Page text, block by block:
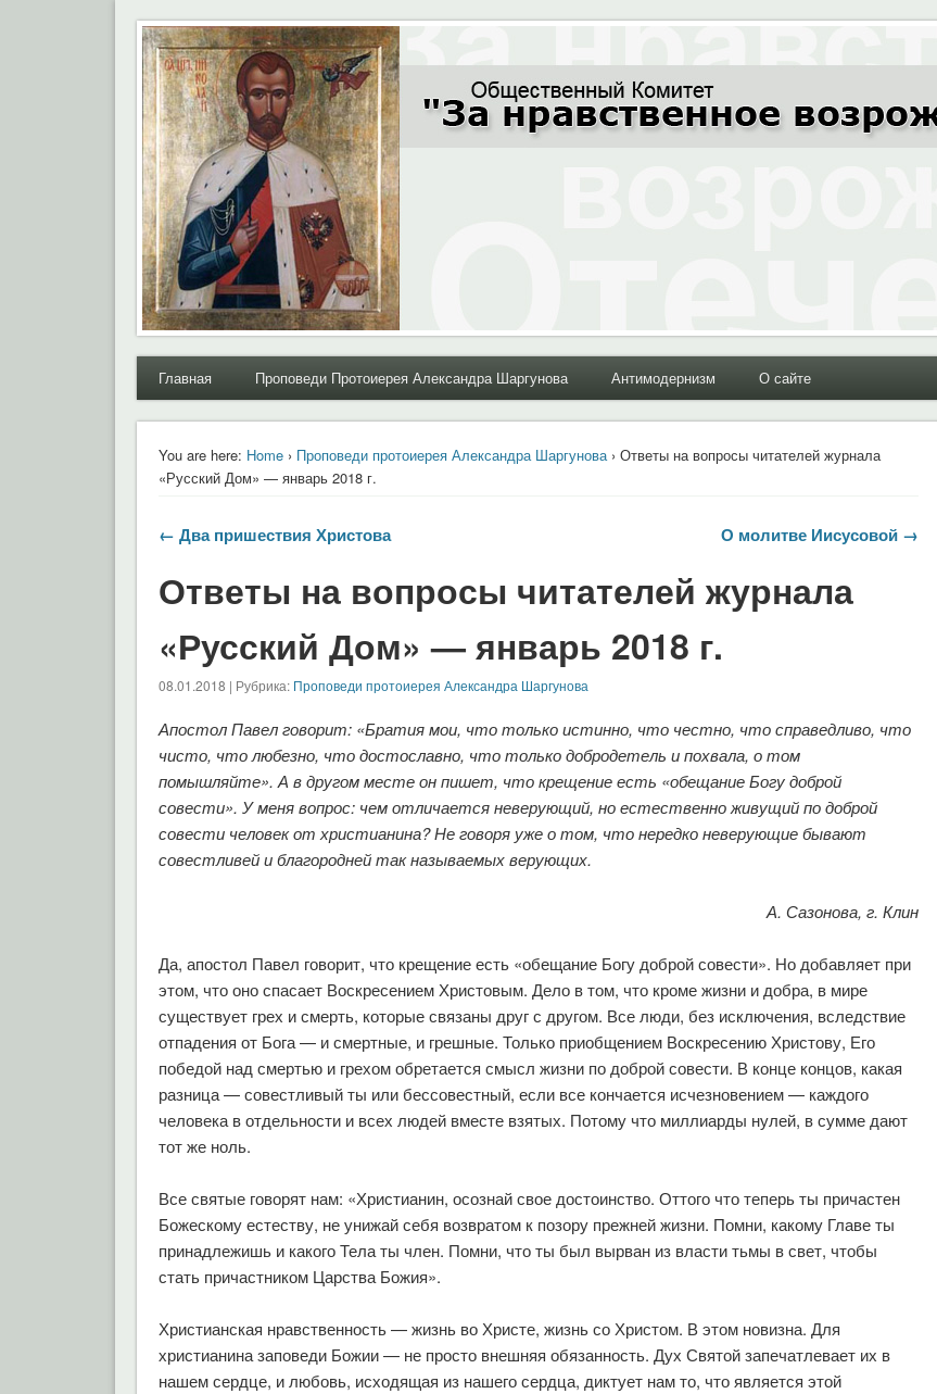
Moral.Ru
Общественный Комитет "За нравственное возрождение Отечества"
Главная Проповеди Протоиерея Александра Шаргунова Антимодернизм О сайте
You are here: Home› Проповеди протоиерея Александра Шаргунова› Ответы на вопросы читателей журнала
«Русский Дом» — январь 2018 г.
← Два пришествия Христова О молитве Иисусовой →
Ответы на вопросы читателей журнала
«Русский Дом» — январь 2018 г.
08.01.2018 | Рубрика: Проповеди протоиерея Александра Шаргунова
Апостол Павел говорит: «Братия мои, что только истинно, что честно, что справедливо, что
чисто, что любезно, что достославно, что только добродетель и похвала, о том
помышляйте». А в другом месте он пишет, что крещение есть «обещание Богу доброй
совести». У меня вопрос: чем отличается неверующий, но естественно живущий по доброй
совести человек от христианина? Не говоря уже о том, что нередко неверующие бывают
совестливей и благородней так называемых верующих.
А. Сазонова, г. Клин
Да, апостол Павел говорит, что крещение есть «обещание Богу доброй совести». Но добавляет при
этом, что оно спасает Воскресением Христовым. Дело в том, что кроме жизни и добра, в мире
существует грех и смерть, которые связаны друг с другом. Все люди, без исключения, вследствие
отпадения от Бога — и смертные, и грешные. Только приобщением Воскресению Христову, Его
победой над смертью и грехом обретается смысл жизни по доброй совести. В конце концов, какая
разница — совестливый ты или бессовестный, если все кончается исчезновением — каждого
человека в отдельности и всех людей вместе взятых. Потому что миллиарды нулей, в сумме дают
тот же ноль.
Все святые говорят нам: «Христианин, осознай свое достоинство. Оттого что теперь ты причастен
Божескому естеству, не унижай себя возвратом к позору прежней жизни. Помни, какому Главе ты
принадлежишь и какого Тела ты член. Помни, что ты был вырван из власти тьмы в свет, чтобы
стать причастником Царства Божия».
Христианская нравственность — жизнь во Христе, жизнь со Христом. В этом новизна. Для
христианина заповеди Божии — не просто внешняя обязанность. Дух Святой запечатлевает их в
нашем сердце, и любовь, исходящая из нашего сердца, диктует нам то, что является этой